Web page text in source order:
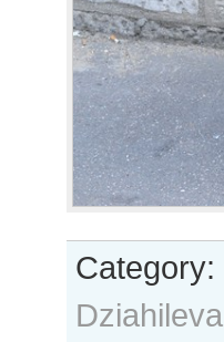
Category:
Dziahileva